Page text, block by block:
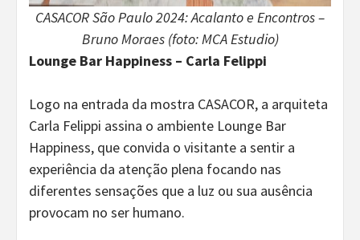
CASACOR São Paulo 2024: Acalanto e Encontros –
Bruno Moraes (foto: MCA Estudio)
Lounge Bar Happiness – Carla Felippi
Logo na entrada da mostra CASACOR, a arquiteta
Carla Felippi assina o ambiente Lounge Bar
Happiness, que convida o visitante a sentir a
experiência da atenção plena focando nas
diferentes sensações que a luz ou sua ausência
provocam no ser humano.